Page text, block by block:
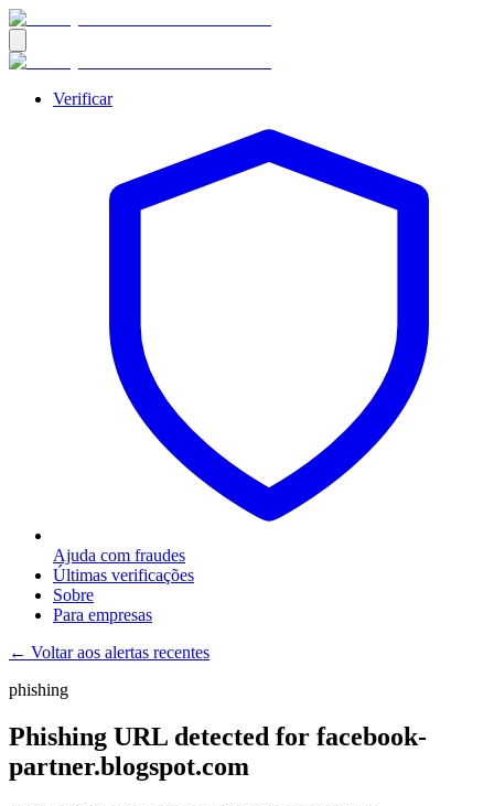
Verificar
Ajuda com fraudes
Últimas verificações
Sobre
Para empresas
← Voltar aos alertas recentes
phishing
Phishing URL detected for facebook-
partner.blogspot.com